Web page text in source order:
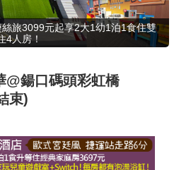
旅3099元起享2大1幼1泊1食住雙
4人房！
@鍚口碼頭彩虹橋
束)